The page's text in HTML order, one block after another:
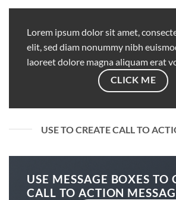
Lorem ipsum dolor sit amet,
elit, sed diam nonummy nibh
laoreet dolore magna aliquam erat
CLICK ME
USE TO CREATE CALL TO
USE MESSAGE BOXES TO
CALL TO ACTION